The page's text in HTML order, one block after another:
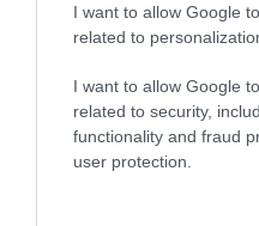
I want to allow Google
related to
I want to allow Google
related to security,
functionality and fraud
user protection.